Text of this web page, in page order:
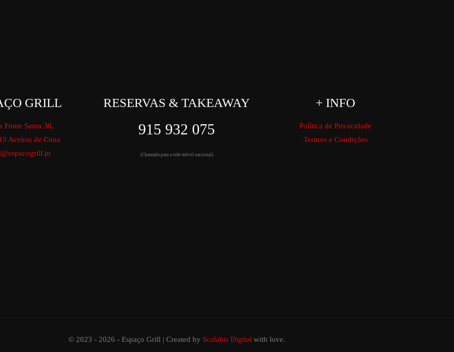
GRILL
Fonte Santa 30,
Aveiras de Cima
RESERVAS & TAKEAWAY
915 932 075
(Chamada para a rede móvel nacional)
+ INFO
Política de Privacidade
Termos e Condições
© 2023 - 2026 - Espaço Grill | Created by Scalabis Digital with love.